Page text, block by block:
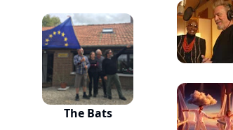
The Bats